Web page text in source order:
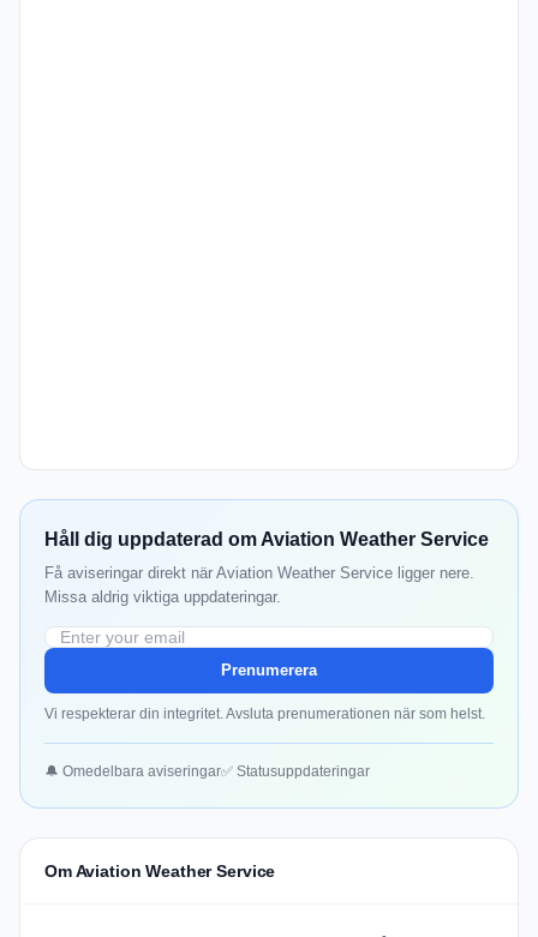
Håll dig uppdaterad om Aviation Weather Service
Få aviseringar direkt när Aviation Weather Service ligger nere.
Missa aldrig viktiga uppdateringar.
Prenumerera
Vi respekterar din integritet. Avsluta prenumerationen när som helst.
🔔 Omedelbara aviseringar✅ Statusuppdateringar
Om Aviation Weather Service